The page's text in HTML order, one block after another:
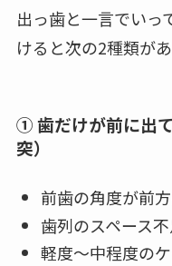
出っ歯と一言でいっ
けると次の2種類があ
① 歯だけが前に出
突）
前歯の角度が前
歯列のスペース
軽度〜中程度の